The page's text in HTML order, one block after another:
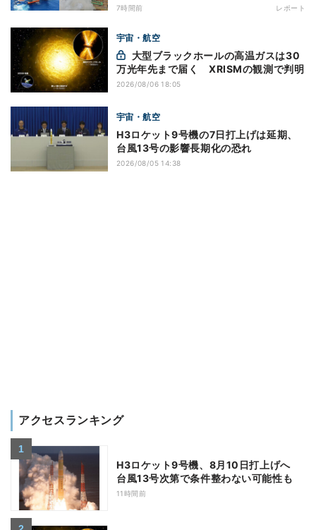
7時間前 レポート
宇宙・航空
万光年先まで届く XRISMの観測で判明
2026/08/06 18:05
宇宙・航空
H3ロケット9号機の7日打上げは延期、
台風13号の影響長期化の恐れ
2026/08/05 14:38
アクセスランキング
H3ロケット9号機、8月10日打上げへ
台風13号次第で条件整わない可能性も
11時間前